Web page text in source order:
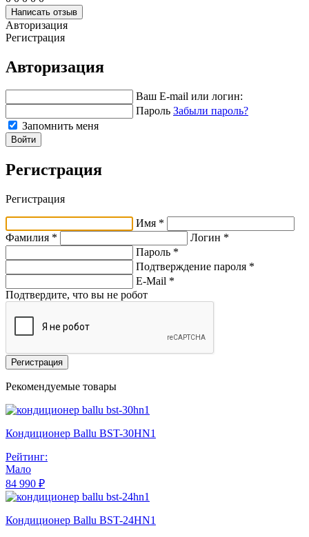
Написать отзыв
Авторизация
Регистрация
Авторизация
Ваш E-mail или логин:
Пароль Забыли пароль?
Запомнить меня
Войти
Регистрация
Регистрация
Имя *
Фамилия *
Логин *
Пароль *
Подтверждение пароля *
E-Mail *
Подтвердите, что вы не робот
Регистрация
Рекомендуемые товары
Кондиционер Ballu BST-30HN1
Рейтинг:
Мало
84 990 ₽
Кондиционер Ballu BST-24HN1